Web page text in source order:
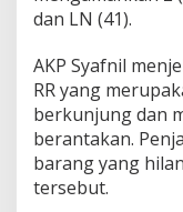
dan LN (41).
AKP Syafnil
RR yang
berkunjung dan
berantakan.
barang yang
tersebut.